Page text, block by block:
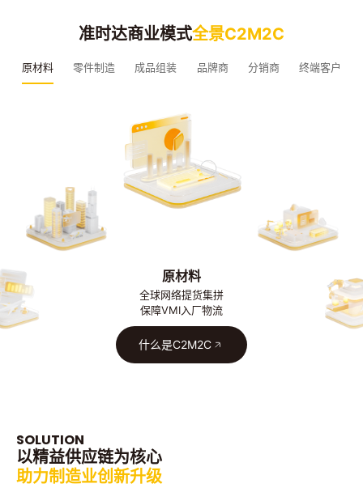
准时达商业模式全景C2M2C
原材料 零件制造 成品组装 品牌商 分销商 终端客户
原材料
全球网络提货集拼
保障VMI入厂物流
什么是C2M2C
SOLUTION
以精益供应链为核心
助力制造业创新升级